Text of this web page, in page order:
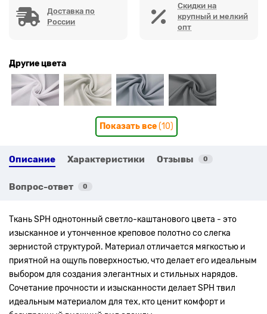
Доставка по
России
Скидки на
крупный и мелкий
опт
Другие цвета
Показать все(10)
Описание Характеристики Отзывы 0
Вопрос-ответ 0
Ткань SPH однотонный светло-каштанового цвета - это
изысканное и утонченное креповое полотно со слегка
зернистой структурой. Материал отличается мягкостью и
приятной на ощупь поверхностью, что делает его идеальным
выбором для создания элегантных и стильных нарядов.
Сочетание прочности и изысканности делает SPH твил
идеальным материалом для тех, кто ценит комфорт и